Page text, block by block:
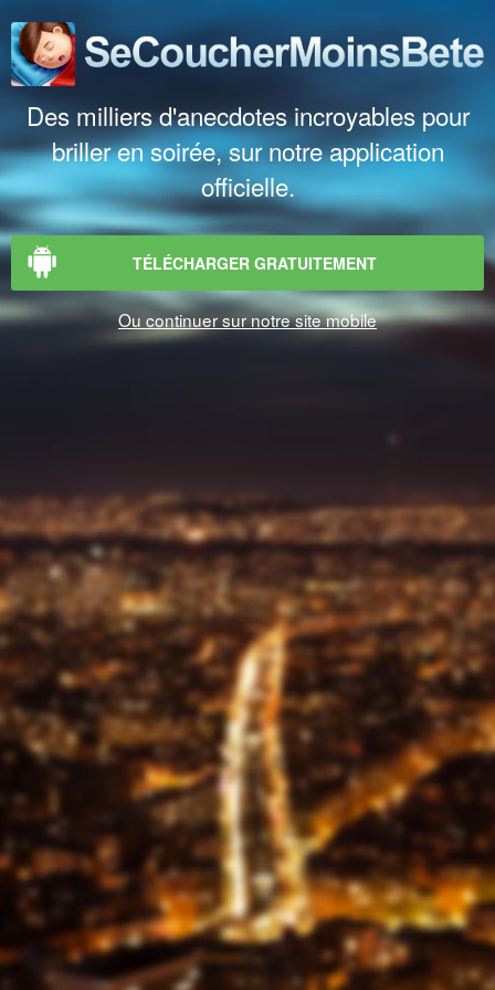
Des milliers d'anecdotes incroyables pour
briller en soirée, sur notre application
officielle.
TÉLÉCHARGER GRATUITEMENT
Ou continuer sur notre site mobile